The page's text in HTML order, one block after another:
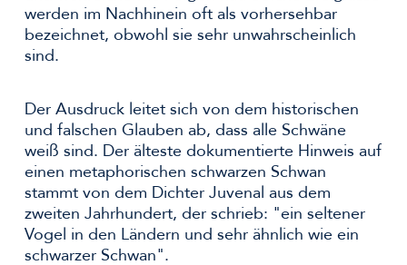
werden im Nachhinein oft als vorhersehbar
bezeichnet, obwohl sie sehr unwahrscheinlich
sind.
Der Ausdruck leitet sich von dem historischen
und falschen Glauben ab, dass alle Schwäne
weiß sind. Der älteste dokumentierte Hinweis auf
einen metaphorischen schwarzen Schwan
stammt von dem Dichter Juvenal aus dem
zweiten Jahrhundert, der schrieb: "ein seltener
Vogel in den Ländern und sehr ähnlich wie ein
schwarzer Schwan".